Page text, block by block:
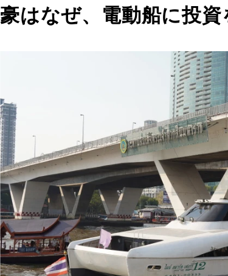
豪はなぜ、電動船に投